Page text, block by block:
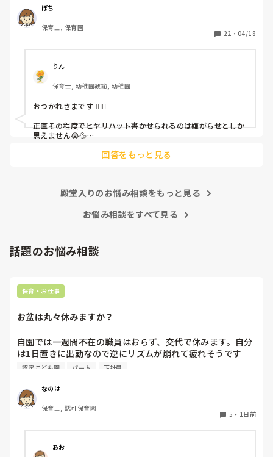
（そう言う本人は書かない）
しかも、上司に↑この内容でも
ちゃんと考えて対策を練って書き込むようにと。
呼ばれて一緒に対策を考えさせられること多数
これだけで30〜40分拘束されて辛いです
皆さんの園はどうですか?
ぽち
保育士, 保育園
22 ・ 04/18
りん
保育士, 幼稚園教諭, 幼稚園
おつかれさまです🙇🏻‍♀️
正直その程度でヒヤリハット書かせられるのは嫌がらせとしか
思えません😭💦
回答をもっと見る
殿堂入りのお悩み相談をもっと見る
お悩み相談をすべて見る
話題のお悩み相談
保育・お仕事
お盆は丸々休みますか？
自園では一週間不在の職員はおらず、交代で休みます。自分
は1日置きに出勤なので逆にリズムが崩れて疲れそうです
(^^;)
皆さんの園はいかがですか？
認定こども園 パート 正社員
なのは
保育士, 認可保育園
5 ・ 1日前
あお